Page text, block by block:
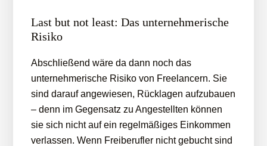
Last but not least: Das unternehmerische
Risiko
Abschließend wäre da dann noch das
unternehmerische Risiko von Freelancern. Sie
sind darauf angewiesen, Rücklagen aufzubauen
– denn im Gegensatz zu Angestellten können
sie sich nicht auf ein regelmäßiges Einkommen
verlassen. Wenn Freiberufler nicht gebucht sind